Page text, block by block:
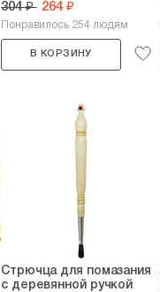
304 ₽ 264 ₽
Понравилось 254 людям
В КОРЗИНУ
Стрючца для помазания
с деревянной ручкой